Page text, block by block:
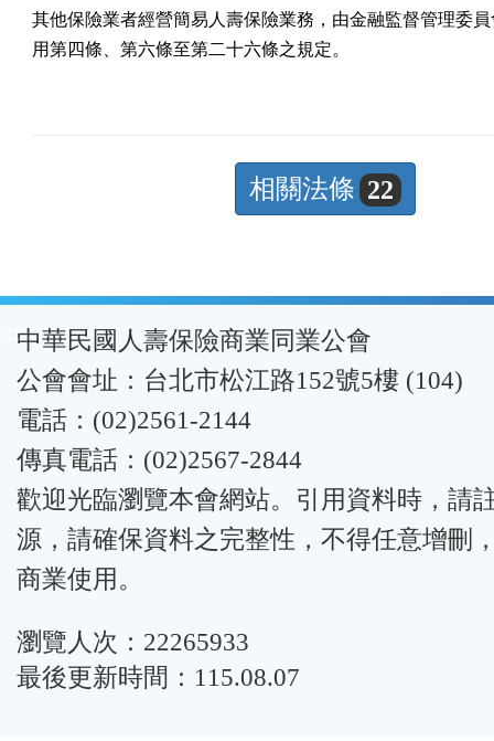
其他保險業者經營簡易人壽保險業務，由金融監督管理委
用第四條、第六條至第二十六條之規定。
相關法條 22
:::中華民國人壽保險商業同業公會
公會會址：台北市松江路152號5樓 (104)
電話：(02)2561-2144
傳真電話：(02)2567-2844
歡迎光臨瀏覽本會網站。引用資料時，請
源，請確保資料之完整性，不得任意增刪
商業使用。
瀏覽人次：22265933
最後更新時間：115.08.07